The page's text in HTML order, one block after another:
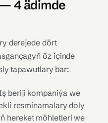
4 ädimde
derejede dört
öz içinde
tapawutlary bar:
beriji kompaniýa we
resminamalary doly
hereket möhletleri we